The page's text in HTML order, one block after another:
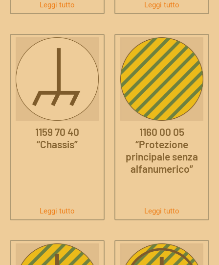
Leggi tutto Leggi tutto
1159 70 40
“Chassis”
Leggi tutto
1160 00 05
“Protezione
principale senza
alfanumerico”
Leggi tutto